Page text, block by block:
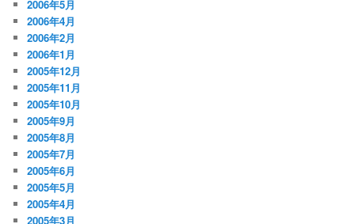
2006年5月
2006年4月
2006年2月
2006年1月
2005年12月
2005年11月
2005年10月
2005年9月
2005年8月
2005年7月
2005年6月
2005年5月
2005年4月
2005年3月